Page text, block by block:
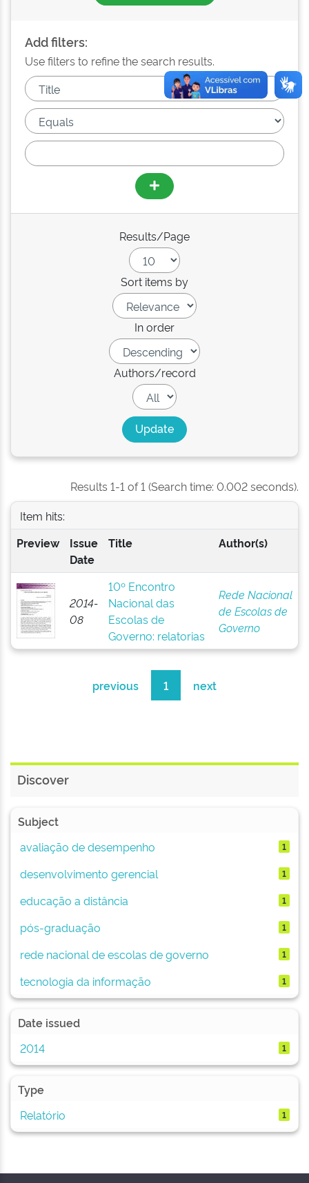
Add filters:
Use filters to refine the search results.
Results/Page
Sort items by
In order
Authors/record
Results 1-1 of 1 (Search time: 0.002 seconds).
Item hits:
Preview
Issue
Date
Title Author(s)
2014-
08
10º Encontro
Nacional das
Escolas de
Governo: relatorias
Rede Nacional
de Escolas de
Governo
previous 1 next
Discover
Subject
avaliação de desempenho
1
desenvolvimento gerencial 1
educação a distância 1
pós-graduação 1
rede nacional de escolas de governo 1
tecnologia da informação 1
Date issued
2014
1
Type
Relatório
1